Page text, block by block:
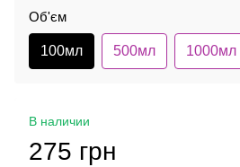
Об'єм
100мл 500мл 1000мл
В наличии
275 грн